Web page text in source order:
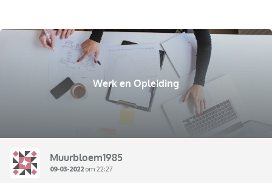
Werk en Opleiding
Muurbloem1985
09-03-2022 om 22:27